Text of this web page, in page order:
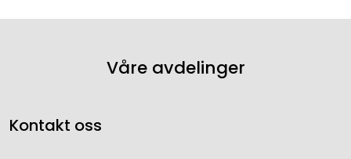
Våre avdelinger
Kontakt oss